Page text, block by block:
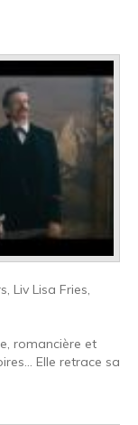
Liv Lisa Fries,
romancière et
Elle retrace sa